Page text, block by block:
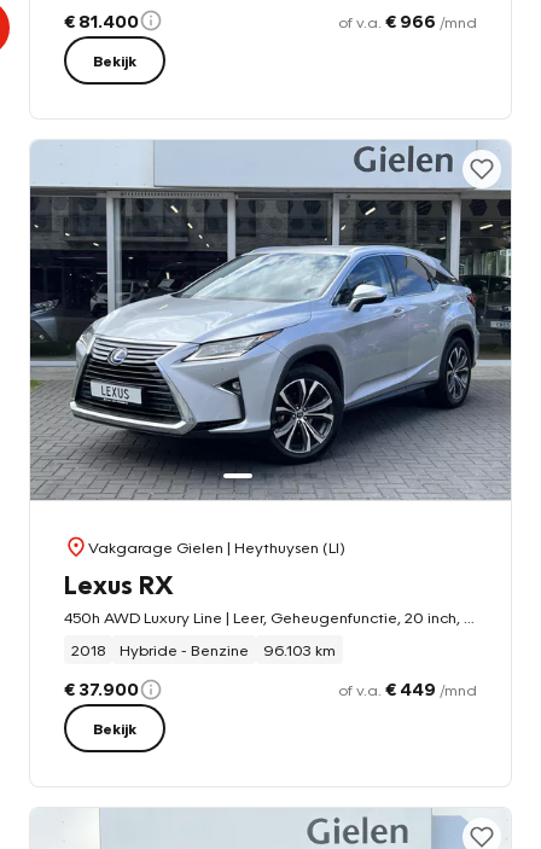
€ 81.400 of v.a. € 966 /mnd
Bekijk
Vakgarage Gielen | Heythuysen (LI)
Lexus RX
2018
Hybride - Benzine 96.103 km
€ 37.900 of v.a. € 449 /mnd
Bekijk